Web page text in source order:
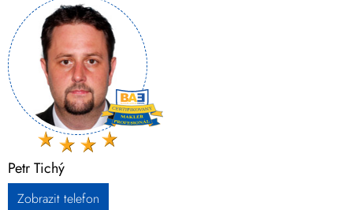
Petr Tichý
Zobrazit telefon